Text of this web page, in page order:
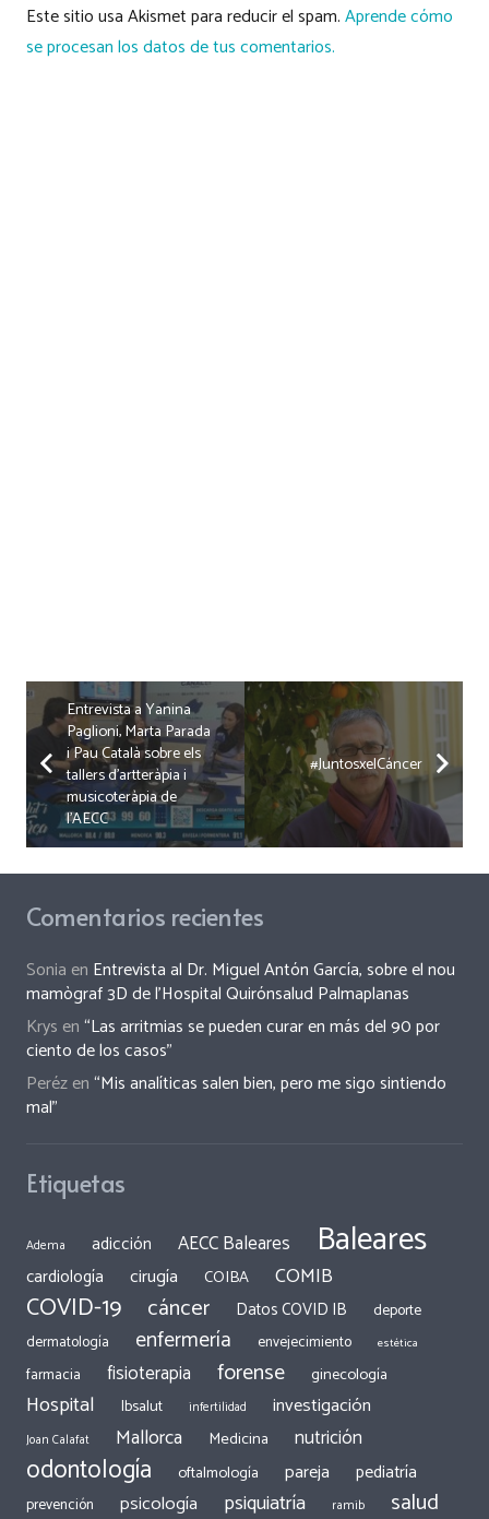
Este sitio usa Akismet para reducir el spam.Aprende cómo
se procesan los datos de tus comentarios.
Entrevista a Yanina
Paglioni, Marta Parada
i Pau Català sobre els
tallers d’artteràpia i
musicoteràpia de
l’AECC
#JuntosxelCáncer
Comentarios recientes
Sonia en Entrevista al Dr. Miguel Antón García, sobre el nou
mamògraf 3D de l’Hospital Quirónsalud Palmaplanas
Krys en“Las arritmias se pueden curar en más del 90 por
ciento de los casos”
Perézen“Mis analíticas salen bien, pero me sigo sintiendo
mal”
Etiquetas
Adema adicción AECC Baleares Baleares
cardiología cirugía COIBA COMIB
COVID-19 cáncer Datos COVID IB
deporte
dermatología
enfermería envejecimiento estética
farmacia fisioterapia forense ginecología
Hospital Ibsalut infertilidad investigación
Joan Calafat Mallorca Medicina nutrición
odontología oftalmología pareja pediatría
prevención psicología psiquiatría ramib salud